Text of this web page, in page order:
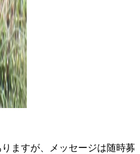
ますが、メッセージは随時募